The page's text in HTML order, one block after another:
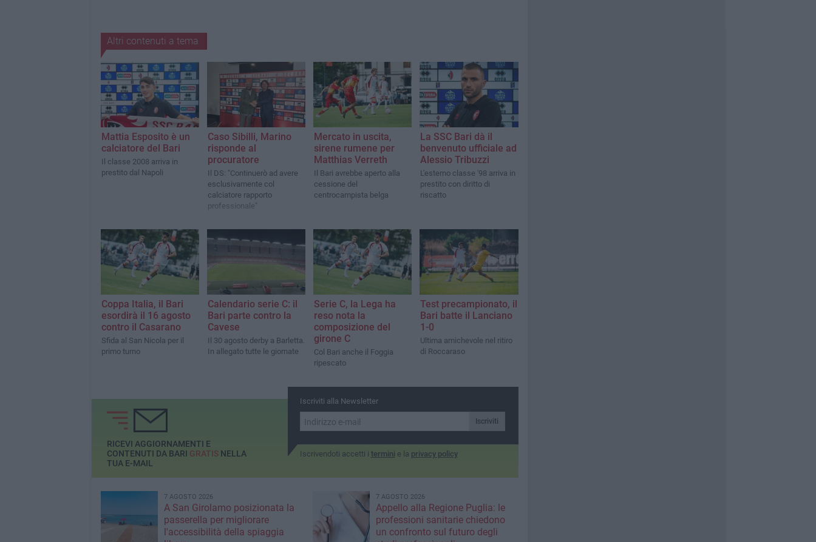
Altri contenuti a tema
Mattia Esposito è un
calciatore del Bari
Il classe 2008 arriva in
prestito dal Napoli
Caso Sibilli, Marino
risponde al
procuratore
Il DS: "Continuerò ad avere
esclusivamente col
calciatore rapporto
professionale"
Mercato in uscita,
sirene rumene per
Matthias Verreth
Il Bari avrebbe aperto alla
cessione del
centrocampista belga
La SSC Bari dà il
benvenuto ufficiale ad
Alessio Tribuzzi
L'esterno classe '98 arriva in
prestito con diritto di
riscatto
Coppa Italia, il Bari
esordirà il 16 agosto
contro il Casarano
Sfida al San Nicola per il
primo turno
Calendario serie C: il
Bari parte contro la
Cavese
Il 30 agosto derby a Barletta.
In allegato tutte le giornate
Serie C, la Lega ha
reso nota la
composizione del
girone C
Col Bari anche il Foggia
ripescato
Test precampionato, il
Bari batte il Lanciano
1-0
Ultima amichevole nel ritiro
di Roccaraso
Iscriviti alla Newsletter
Iscriviti
Iscrivendoti accetti i termini e la privacy policy
RICEVI AGGIORNAMENTI E
CONTENUTI DA BARI GRATISNELLA
TUA E-MAIL
7 AGOSTO 2026
A San Girolamo posizionata la
passerella per migliorare
l'accessibilità della spiaggia
7 AGOSTO 2026
Appello alla Regione Puglia: le
professioni sanitarie chiedono
un confronto sul futuro degli